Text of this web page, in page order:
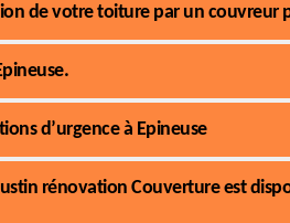
de votre toiture par un couvreur
d’urgence à Epineuse
rénovation Couverture est